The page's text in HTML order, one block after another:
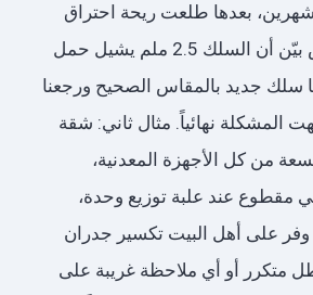
بعدها طلعت ريحة احتراق
من اللوحة. القياس بيّن أن السلك 2.5 ملم يشيل حمل
سحبنا سلك جديد بالمقاس الصحيح ورجعنا
المشكلة نهائياً. مثال ثاني: شقة
من كل الأجهزة المعدنية،
عند علبة توزيع وحدة،
على أهل البيت تكسير جدران
متكرر أو أي ملاحظة غريبة على